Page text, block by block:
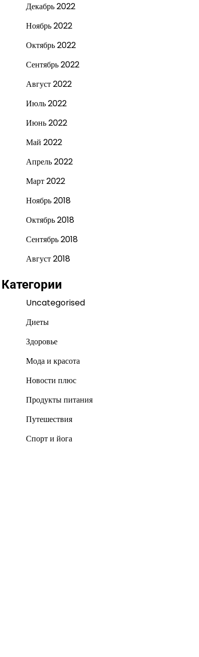
Декабрь 2022
Ноябрь 2022
Октябрь 2022
Сентябрь 2022
Август 2022
Июль 2022
Июнь 2022
Май 2022
Апрель 2022
Март 2022
Ноябрь 2018
Октябрь 2018
Сентябрь 2018
Август 2018
Категории
Uncategorised
Диеты
Здоровье
Мода и красота
Новости плюс
Продукты питания
Путешествия
Спорт и йога